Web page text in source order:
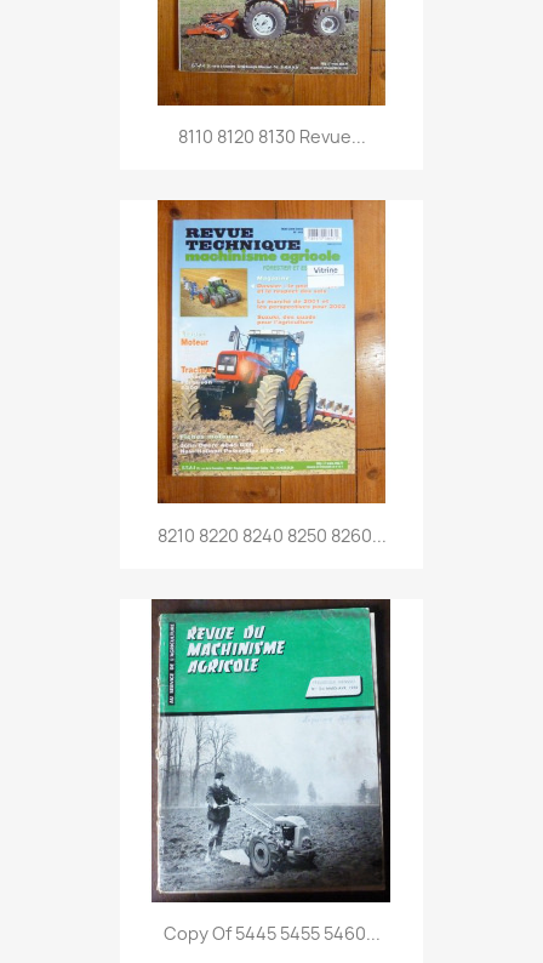
8110 8120 8130 Revue...
8210 8220 8240 8250 8260...
Copy Of 5445 5455 5460...